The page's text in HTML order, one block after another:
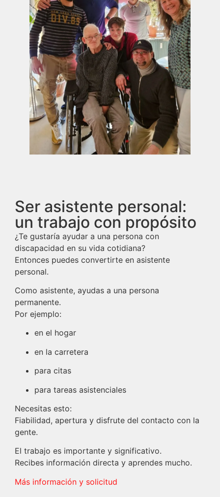
Ser asistente personal:
un trabajo con propósito
¿Te gustaría ayudar a una persona con
discapacidad en su vida cotidiana?
Entonces puedes convertirte en asistente
personal.
Como asistente, ayudas a una persona
permanente.
Por ejemplo:
en el hogar
en la carretera
para citas
para tareas asistenciales
Necesitas esto:
Fiabilidad, apertura y disfrute del contacto con la
gente.
El trabajo es importante y significativo.
Recibes información directa y aprendes mucho.
Más información y solicitud